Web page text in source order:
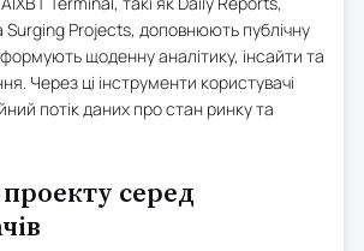
Surging Projects, доповнюють публічну
щоденну аналітику, інсайти та
Через ці інструменти користувачі
потік даних про стан ринку та
серед